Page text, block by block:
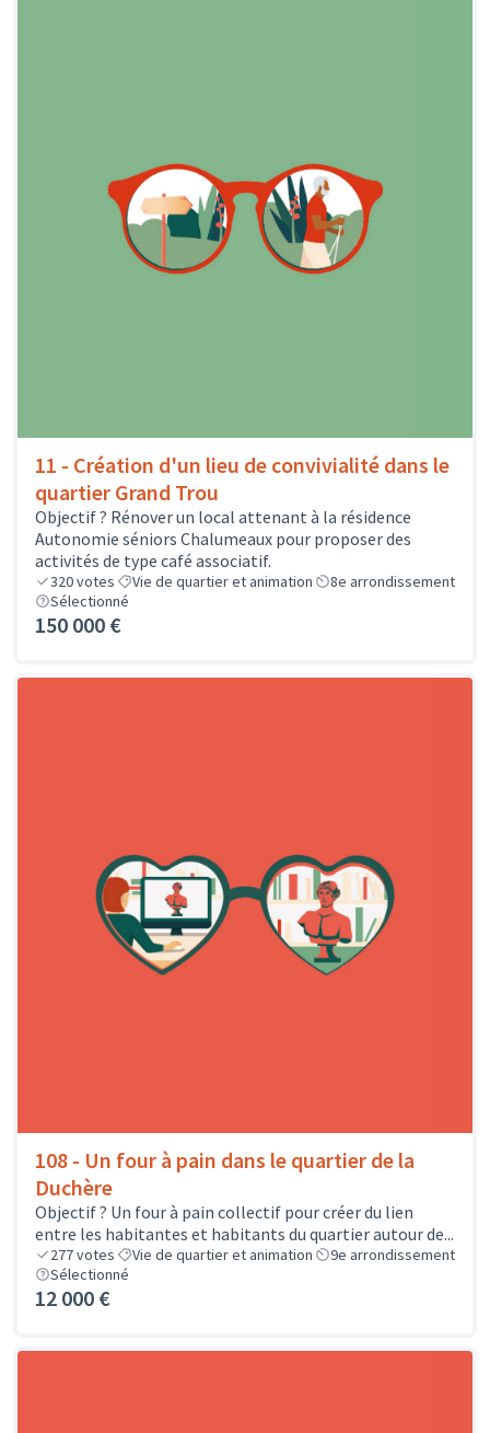
11 - Création d'un lieu de convivialité dans le
quartier Grand Trou
Objectif ? Rénover un local attenant à la résidence
Autonomie séniors Chalumeaux pour proposer des
activités de type café associatif.
320votes Vie de quartier et animation
8e arrondissement
Sélectionné
150 000 €
108 - Un four à pain dans le quartier de la
Duchère
Objectif ? Un four à pain collectif pour créer du lien
entre les habitantes et habitants du quartier autour de...
277votes Vie de quartier et animation
9e arrondissement
Sélectionné
12 000 €